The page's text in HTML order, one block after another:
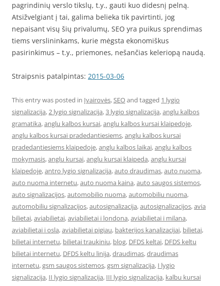
pagrindinių verslo tikslų, t.y., gauti kuo didesnį pelną.
Atsižvelgiant į tai, galima belieka tik pavirtinti, jog
nepaisant visų šių privalumų, SEO yra puikus sprendimas
tiems verslininkams, kurie mėgsta ekonomiškus
pasirinkimus – t.y., priemones, nešančias keleriopą naudą.
Straipsnis patalpintas: 2015-03-06
This entry was posted in Įvairovės,SEOand tagged 1 lygio
signalizacija,2 lygio signalizacija,3 lygio signalizacija,anglu kalbos
gramatika,anglu kalbos kursai,anglu kalbos kursai klaipedoje,
anglu kalbos kursai pradedantiesiems,anglu kalbos kursai
pradedantiesiems klaipedoje,anglu kalbos laikai,anglu kalbos
mokymasis,anglu kursai,anglu kursai klaipeda,anglu kursai
klaipedoje,antro lygio signalizacija,auto draudimas,auto nuoma,
auto nuoma internetu,auto nuoma kaina,auto saugos sistemos,
auto signalizacijos,automobilio nuoma,automobiliu nuoma,
automobiliu signalizacijos,autosignalizacija,autosignalizacijos,avia
bilietai,aviabilietai,aviabilietai i londona,aviabilietai i milana,
aviabilietai i osla,aviabilietai pigiau, bakterijos kanalizacijai, bilietai,
bilietai internetu, bilietai traukiniu, blog, DFDS keltai, DFDS keltu
bilietai internetu, DFDS keltu linija,draudimas,draudimas
internetu,gsm saugos sistemos,gsm signalizacija, I lygio
signalizacija, II lygio signalizacija, III lygio signalizacija, kalbu kursai